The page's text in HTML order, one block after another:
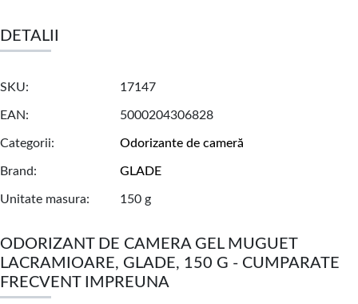
DETALII
SKU 17147
EAN 5000204306828
Categorii Odorizante de cameră
Brand GLADE
Unitate masura 150 g
ODORIZANT DE CAMERA GEL MUGUET
LACRAMIOARE, GLADE, 150 G - CUMPARATE
FRECVENT IMPREUNA